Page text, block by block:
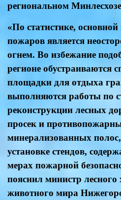
региональном
«По статистике,
пожаров является
огнем. Во избежание
регионе обустраиваются
площадки для отдыха
выполняются работы по
реконструкции лесных
просек и
минерализованных
установке стендов,
мерах пожарной
пояснил министр лесного
животного мира